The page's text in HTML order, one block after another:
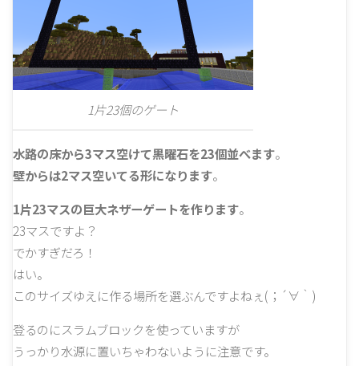
1片23個のゲート
水路の床から3マス空けて黒曜石を23個並べます。
壁からは2マス空いてる形になります。
1片23マスの巨大ネザーゲートを作ります。
23マスですよ？
でかすぎだろ！
はい。
このサイズゆえに作る場所を選ぶんですよねぇ(；´∀｀)
登るのにスラムブロックを使っていますが
うっかり水源に置いちゃわないように注意です。